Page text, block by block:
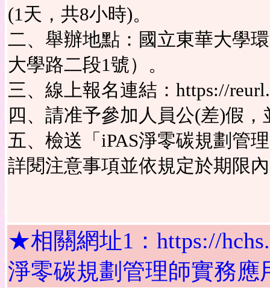
(1天，共8小時)。
二、舉辦地點：國立東華大學
大學路二段1號）。
三、線上報名連結：https://
四、請准予參加人員公(差)假
五、檢送「iPAS淨零碳規劃管
詳閱注意事項並依規定於期限
★相關網址1：https://
淨零碳規劃管理師實務應